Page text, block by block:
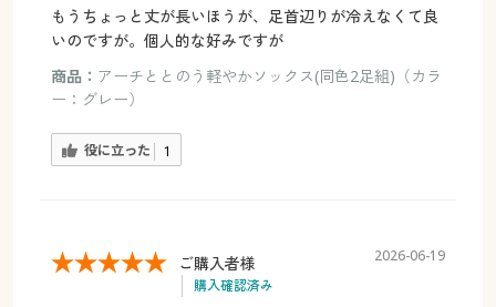
もうちょっと丈が長いほうが、足首辺りが冷えなくて良
いのですが。個人的な好みですが
商品： アーチととのう軽やかソックス(同色2足組)（カラ
ー：グレー）
役に立った 1
ご購入者様
購入確認済み
2026-06-19